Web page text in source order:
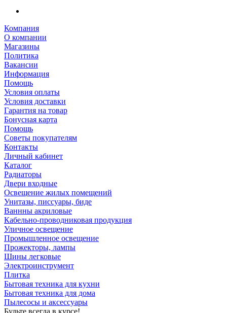
Компания
О компании
Магазины
Политика
Вакансии
Информация
Помощь
Условия оплаты
Условия доставки
Гарантия на товар
Бонусная карта
Помощь
Советы покупателям
Контакты
Личный кабинет
Каталог
Радиаторы
Двери входные
Освещение жилых помещений
Унитазы, писсуары, биде
Ваннны акриловые
Кабельно-проводниковая продукция
Уличное освещение
Промышленное освещение
Прожекторы, лампы
Шины легковые
Электроинструмент
Плитка
Бытовая техника для кухни
Бытовая техника для дома
Пылесосы и аксессуары
Будьте всегда в курсе!